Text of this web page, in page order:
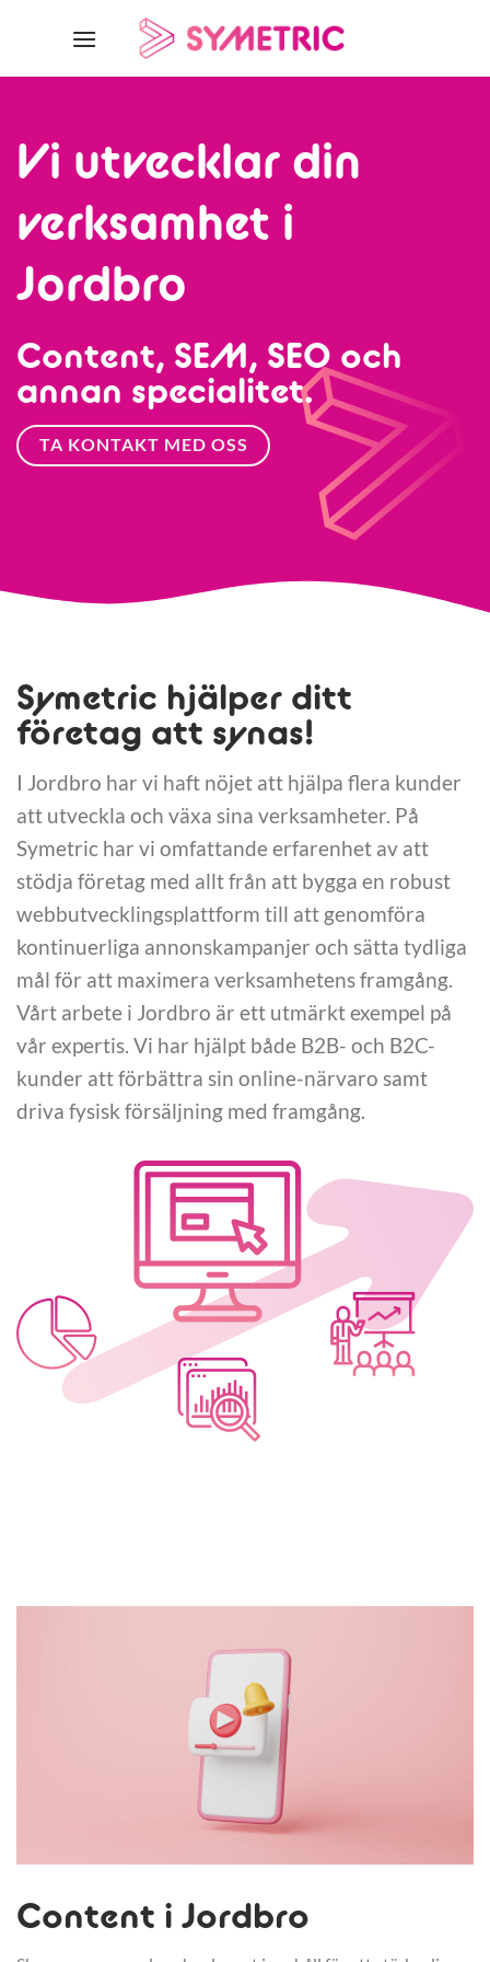
Vi utvecklar din
verksamhet i
Jordbro
Content, SEM, SEO och
annan specialitet.
TA KONTAKT MED OSS
Symetric hjälper ditt
företag att synas!
I Jordbro har vi haft nöjet att hjälpa flera kunder
att utveckla och växa sina verksamheter. På
Symetric har vi omfattande erfarenhet av att
stödja företag med allt från att bygga en robust
webbutvecklingsplattform till att genomföra
kontinuerliga annonskampanjer och sätta tydliga
mål för att maximera verksamhetens framgång.
Vårt arbete i Jordbro är ett utmärkt exempel på
vår expertis. Vi har hjälpt både B2B- och B2C-
kunder att förbättra sin online-närvaro samt
driva fysisk försäljning med framgång.
Content i Jordbro